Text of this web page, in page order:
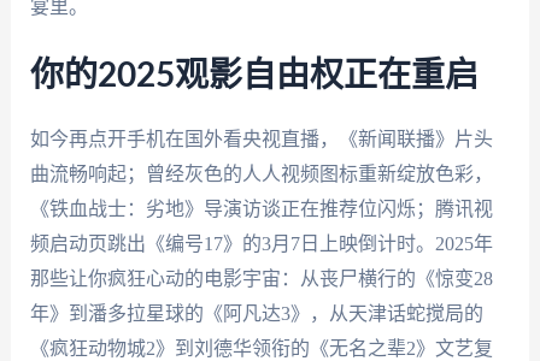
宴里。
你的2025观影自由权正在重启
如今再点开手机在国外看央视直播，《新闻联播》片头
曲流畅响起；曾经灰色的人人视频图标重新绽放色彩，
《铁血战士：劣地》导演访谈正在推荐位闪烁；腾讯视
频启动页跳出《编号17》的3月7日上映倒计时。2025年
那些让你疯狂心动的电影宇宙：从丧尸横行的《惊变28
年》到潘多拉星球的《阿凡达3》，从天津话蛇搅局的
《疯狂动物城2》到刘德华领衔的《无名之辈2》文艺复